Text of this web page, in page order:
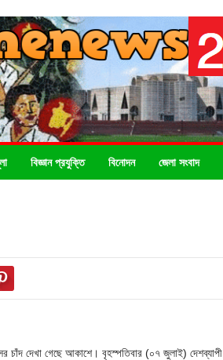
বিজ্ঞান প্রযুক্তি বিনোদন জেলা সংবাদ
চাঁদ দেখা গেছে আকাশে। বৃহস্পতিবার (০৭ জুলাই) দেশব্যাপী